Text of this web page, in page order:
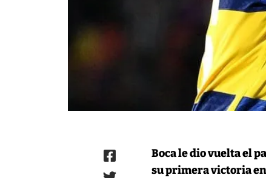
Boca le dio vuelta el
su primera victoria en